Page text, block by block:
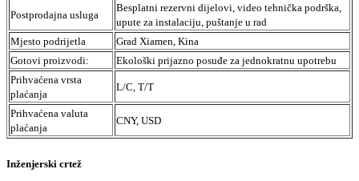
Postprodajna usluga
Besplatni rezervni dijelovi, video tehnička podrška,
upute za instalaciju, puštanje u rad
Mjesto podrijetla
Grad Xiamen, Kina
Gotovi proizvodi:
Ekološki prijazno posuđe za jednokratnu upotrebu
Prihvaćena vrsta
plaćanja
L/C, T/T
Prihvaćena valuta
plaćanja
CNY, USD
Inženjerski crtež